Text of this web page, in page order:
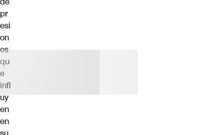
pr
esi
on
es
qu
e
infl
uy
en
en